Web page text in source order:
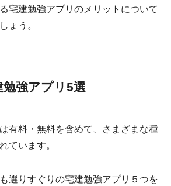
宅建勉強アプリのメリットについて
ょう。
強アプリ5選
有料・無料を含めて、さまざまな種
ています。
選りすぐりの宅建勉強アプリ５つを